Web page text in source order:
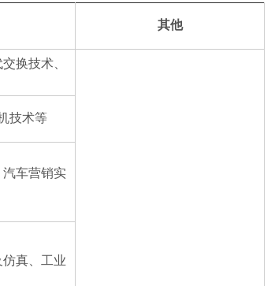
其他
换技术、
技术等
车营销实
真、工业